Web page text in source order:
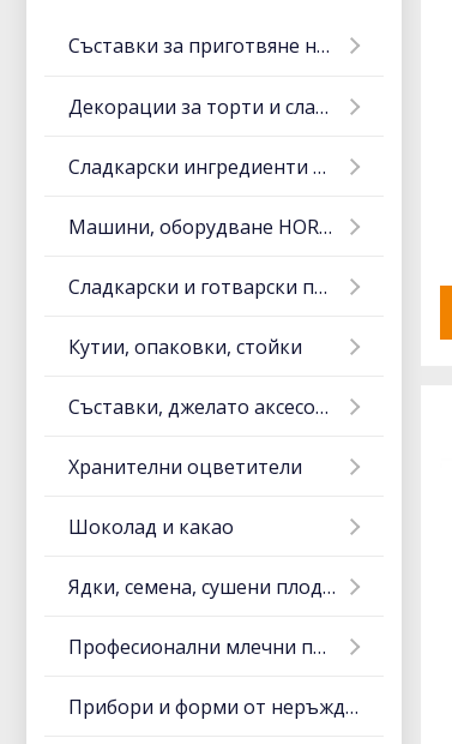
Съставки за приготвяне на месо
Декорации за торти и сладкиши
Сладкарски ингредиенти и тестени изделия
Машини, оборудване HORECA
Сладкарски и готварски прибори
Кутии, опаковки, стойки
Съставки, джелато аксесоари
Хранителни оцветители
Шоколад и какао
Ядки, семена, сушени плодове
Професионални млечни продукти
Прибори и форми от неръждаема стомана, алуминий